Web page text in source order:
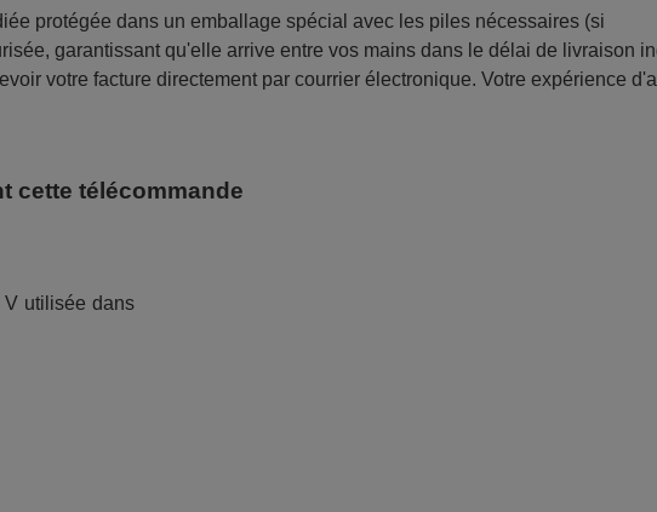
protégée dans un emballage spécial avec les piles nécessaires (si
garantissant qu'elle arrive entre vos mains dans le délai de livraison
votre facture directement par courrier électronique. Votre expérience
cette télécommande
V utilisée dans